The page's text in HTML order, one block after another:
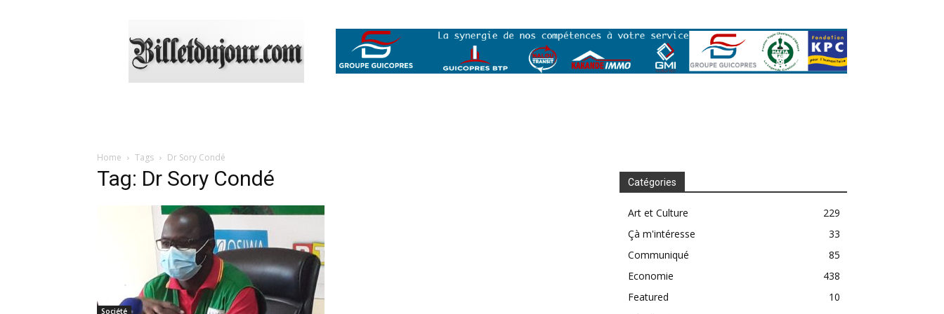
Home Tags Dr Sory Condé
Tag: Dr Sory Condé
Société
Catégories
Art et Culture
229
Çà m'intéresse
33
Communiqué
85
Economie
438
Featured
10